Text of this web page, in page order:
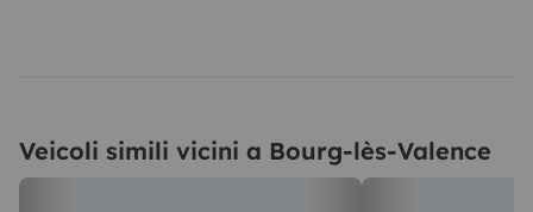
Veicoli simili vicini a Bourg-lès-Valence